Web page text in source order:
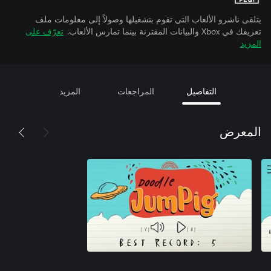
يتلقى ناشرو الألعاب التي تقوم بتشغيلها وصولاً إلى معلومات ملف
تعريفك في Xbox والبيانات المقترنة بينما تمارس الألعاب.
تعرّف على
المزيد
التفاصيل المراجعات المزيد
المعرض